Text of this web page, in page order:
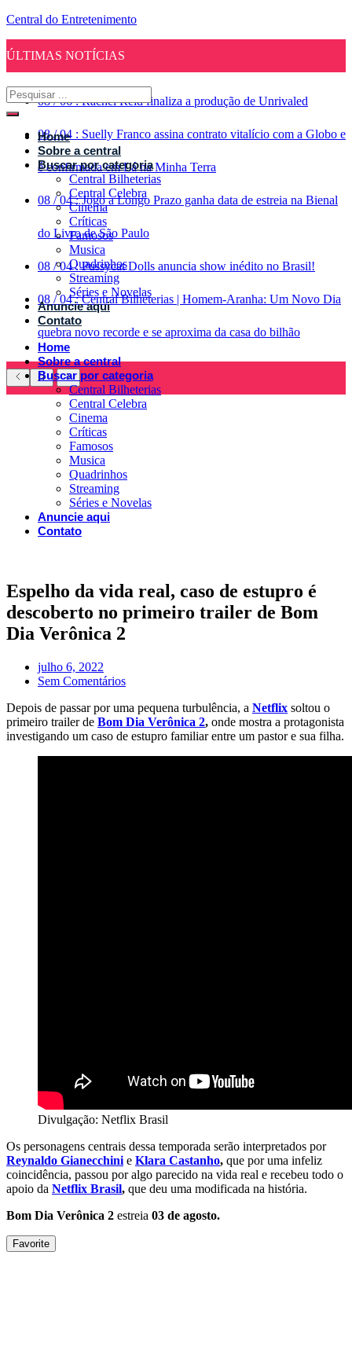
Central do Entretenimento
ÚLTIMAS NOTÍCIAS
08 / 06 : Rachel Reid finaliza a produção de Unrivaled
08 / 04 : Suelly Franco assina contrato vitalício com a Globo e
é confirmada em Lá na Minha Terra
08 / 04 : Jogo a Longo Prazo ganha data de estreia na Bienal
do Livro de São Paulo
08 / 04 : Pussycat Dolls anuncia show inédito no Brasil!
08 / 04 : Central Bilheterias | Homem-Aranha: Um Novo Dia
quebra novo recorde e se aproxima da casa do bilhão
Home
Sobre a central
Buscar por categoria
Central Bilheterias
Central Celebra
Cinema
Críticas
Famosos
Musica
Quadrinhos
Streaming
Séries e Novelas
Anuncie aqui
Contato
Home
Sobre a central
Buscar por categoria
Central Bilheterias
Central Celebra
Cinema
Críticas
Famosos
Musica
Quadrinhos
Streaming
Séries e Novelas
Anuncie aqui
Contato
Espelho da vida real, caso de estupro é
descoberto no primeiro trailer de Bom
Dia Verônica 2
julho 6, 2022
Sem Comentários
Depois de passar por uma pequena turbulência, a Netflix soltou o
primeiro trailer de Bom Dia Verônica 2, onde mostra a protagonista
investigando um caso de estupro familiar entre um pastor e sua filha.
Divulgação: Netflix Brasil
Os personagens centrais dessa temporada serão interpretados por
Reynaldo Gianecchini e Klara Castanho, que por uma infeliz
coincidência, passou por algo parecido na vida real e recebeu todo o
apoio da Netflix Brasil, que deu uma modificada na história.
Bom Dia Verônica 2 estreia 03 de agosto.
Favorite